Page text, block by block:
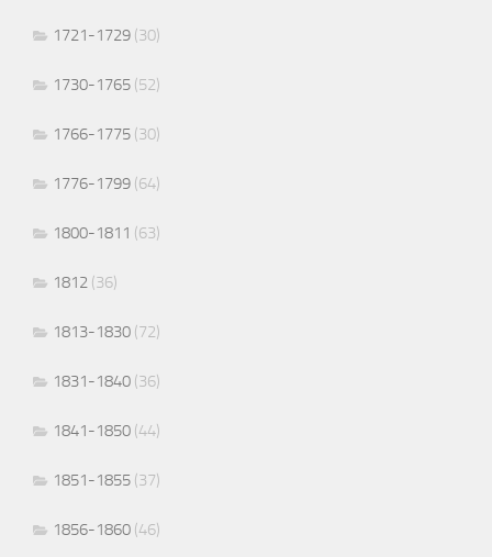
1721-1729 (30)
1730-1765 (52)
1766-1775 (30)
1776-1799 (64)
1800-1811 (63)
1812 (36)
1813-1830 (72)
1831-1840 (36)
1841-1850 (44)
1851-1855 (37)
1856-1860 (46)